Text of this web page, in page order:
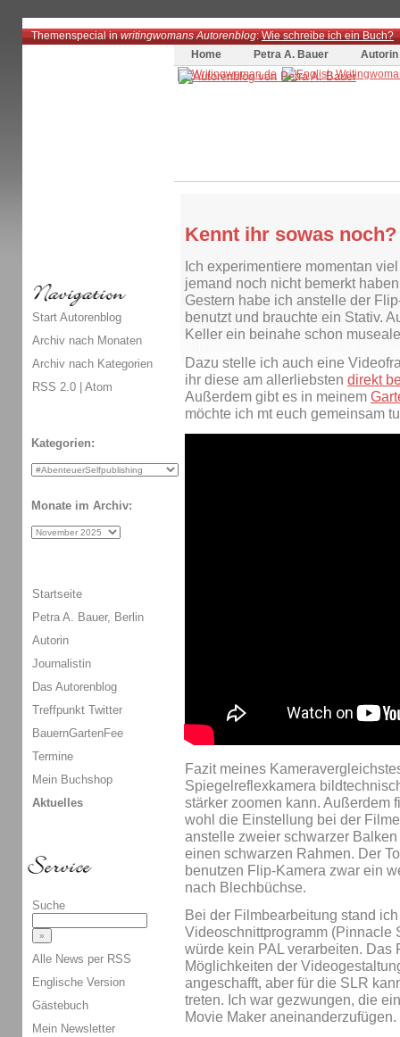
Themenspecial inwritingwomans Autorenblog:Wie schreibe ich ein Buch?
Home
Petra A. Bauer Autorin
Kennt ihr sowas noch?
Ich experimentiere momentan
jemand noch nicht bemerkt
Gestern habe ich anstelle der
benutzt und brauchte ein Stativ.
Keller ein beinahe schon
Dazu stelle ich auch eine
ihr diese am allerliebsten direkt
Außerdem gibt es in meinem
möchte ich mt euch gemeinsam
Fazit meines
Spiegelreflexkamera
stärker zoomen kann. Außerdem
wohl die Einstellung bei der
anstelle zweier schwarzer
einen schwarzen Rahmen. Der
benutzen Flip-Kamera zwar ein
nach Blechbüchse.
Bei der Filmbearbeitung stand
Videoschnittprogramm (Pinnacle
würde kein PAL verarbeiten. Das
Möglichkeiten der
angeschafft, aber für die SLR
treten. Ich war gezwungen, die
Movie Maker aneinanderzufügen.
Start Autorenblog
Archiv nach Monaten
Archiv nach Kategorien
RSS 2.0 | Atom
Kategorien:
Monate im Archiv:
Startseite
Petra A. Bauer, Berlin
Autorin
Journalistin
Das Autorenblog
Treffpunkt Twitter
BauernGartenFee
Termine
Mein Buchshop
Aktuelles
Suche
Alle News per RSS
Englische Version
Gästebuch
Mein Newsletter